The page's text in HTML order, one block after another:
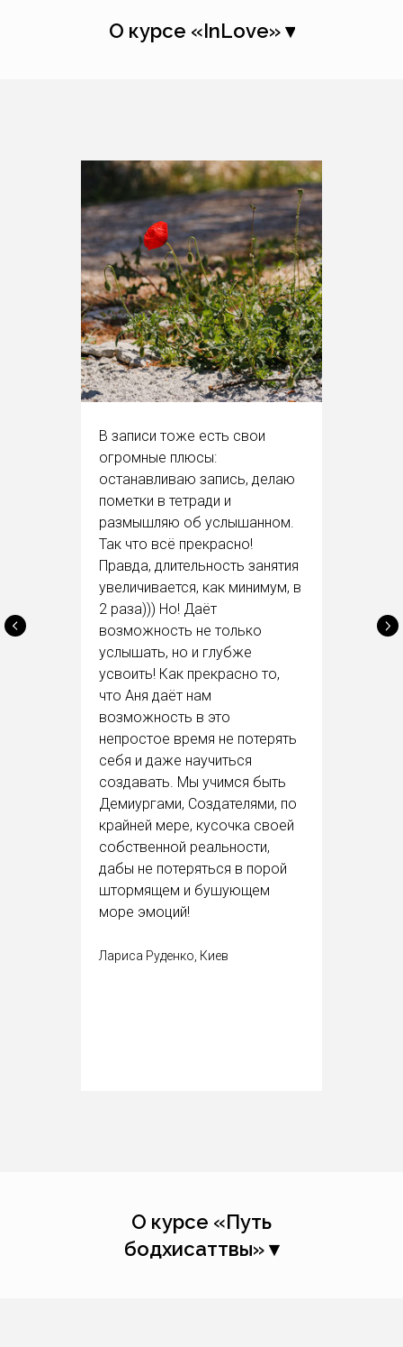
О курсе «InLove» ▾
В записи тоже есть свои
огромные плюсы:
останавливаю запись, делаю
пометки в тетради и
размышляю об услышанном.
Так что всё прекрасно!
Правда, длительность занятия
увеличивается, как минимум, в
2 раза))) Но! Даёт
возможность не только
услышать, но и глубже
усвоить! Как прекрасно то,
что Аня даёт нам
возможность в это
непростое время не потерять
себя и даже научиться
создавать. Мы учимся быть
Демиургами, Создателями, по
крайней мере, кусочка своей
собственной реальности,
дабы не потеряться в порой
штормящем и бушующем
море эмоций!
Лариса Руденко, Киев
О курсе «Путь
бодхисаттвы» ▾